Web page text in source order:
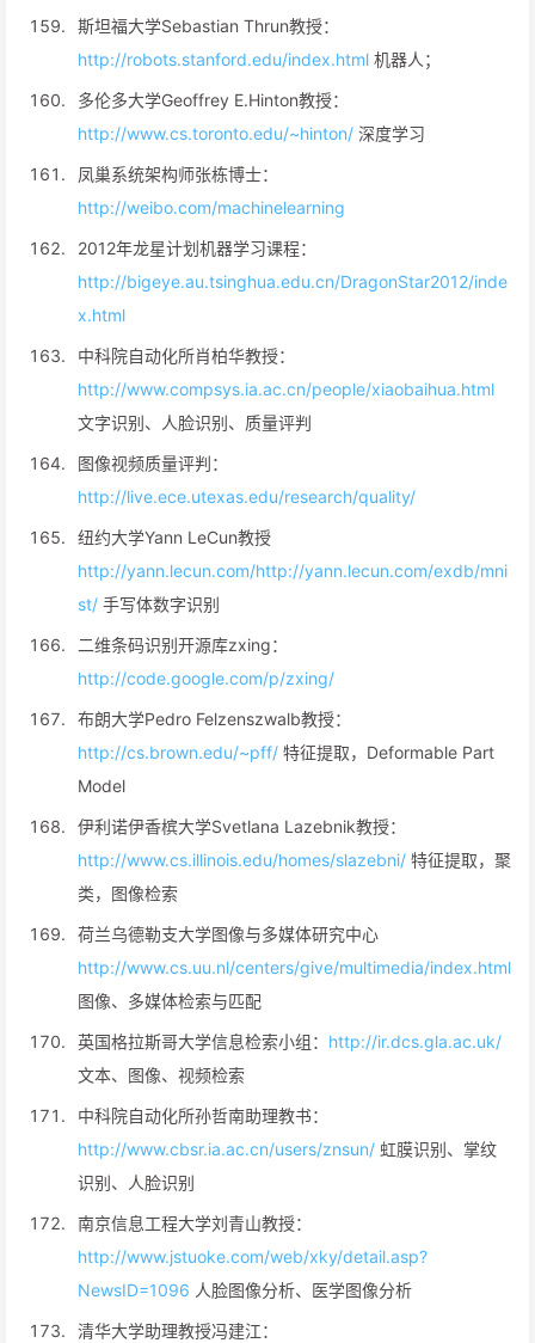
斯坦福大学Sebastian Thrun教授：
http://robots.stanford.edu/index.html 机器人；
多伦多大学Geoffrey E.Hinton教授：
http://www.cs.toronto.edu/~hinton/ 深度学习
凤巢系统架构师张栋博士：
http://weibo.com/machinelearning
2012年龙星计划机器学习课程：
http://bigeye.au.tsinghua.edu.cn/DragonStar2012/inde
x.html
中科院自动化所肖柏华教授：
http://www.compsys.ia.ac.cn/people/xiaobaihua.html
文字识别、人脸识别、质量评判
图像视频质量评判：
http://live.ece.utexas.edu/research/quality/
纽约大学Yann LeCun教授
http://yann.lecun.com/http://yann.lecun.com/exdb/mni
st/ 手写体数字识别
二维条码识别开源库zxing：
http://code.google.com/p/zxing/
布朗大学Pedro Felzenszwalb教授：
http://cs.brown.edu/~pff/ 特征提取，Deformable Part
Model
伊利诺伊香槟大学Svetlana Lazebnik教授：
http://www.cs.illinois.edu/homes/slazebni/ 特征提取，聚
类，图像检索
荷兰乌德勒支大学图像与多媒体研究中心
http://www.cs.uu.nl/centers/give/multimedia/index.html
图像、多媒体检索与匹配
英国格拉斯哥大学信息检索小组： http://ir.dcs.gla.ac.uk/
文本、图像、视频检索
中科院自动化所孙哲南助理教书：
http://www.cbsr.ia.ac.cn/users/znsun/ 虹膜识别、掌纹
识别、人脸识别
南京信息工程大学刘青山教授：
http://www.jstuoke.com/web/xky/detail.asp?
NewsID=1096 人脸图像分析、医学图像分析
清华大学助理教授冯建江：